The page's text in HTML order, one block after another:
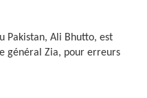
Pakistan, Ali Bhutto, est
général Zia, pour erreurs